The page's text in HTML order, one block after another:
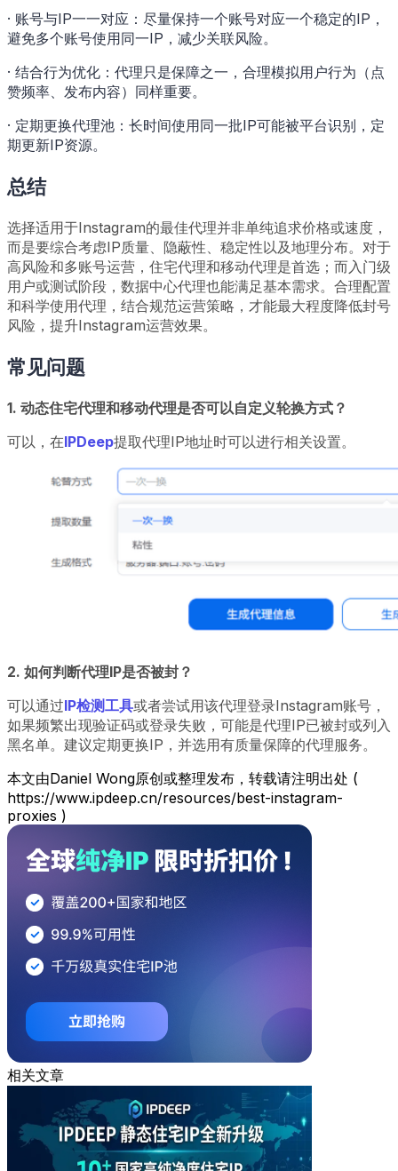
· 账号与IP一一对应：尽量保持一个账号对应一个稳定的IP，
避免多个账号使用同一IP，减少关联风险。
· 结合行为优化：代理只是保障之一，合理模拟用户行为（点
赞频率、发布内容）同样重要。
· 定期更换代理池：长时间使用同一批IP可能被平台识别，定
期更新IP资源。
总结
选择适用于Instagram的最佳代理并非单纯追求价格或速度，
而是要综合考虑IP质量、隐蔽性、稳定性以及地理分布。对于
高风险和多账号运营，住宅代理和移动代理是首选；而入门级
用户或测试阶段，数据中心代理也能满足基本需求。合理配置
和科学使用代理，结合规范运营策略，才能最大程度降低封号
风险，提升Instagram运营效果。
常见问题
1. 动态住宅代理和移动代理是否可以自定义轮换方式？
可以，在IPDeep提取代理IP地址时可以进行相关设置。
2. 如何判断代理IP是否被封？
可以通过IP检测工具或者尝试用该代理登录Instagram账号，
如果频繁出现验证码或登录失败，可能是代理IP已被封或列入
黑名单。建议定期更换IP，并选用有质量保障的代理服务。
本文由Daniel Wong原创或整理发布，转载请注明出处 (
https://www.ipdeep.cn/resources/best-instagram-
proxies )
相关文章